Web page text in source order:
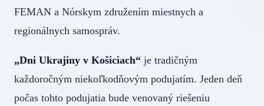
FEMAN a Nórskym združením miestnych a
regionálnych samospráv.
„Dni Ukrajiny v Košiciach“ je tradičným
každoročným niekoľkodňovým podujatím. Jeden deň
počas tohto podujatia bude venovaný riešeniu